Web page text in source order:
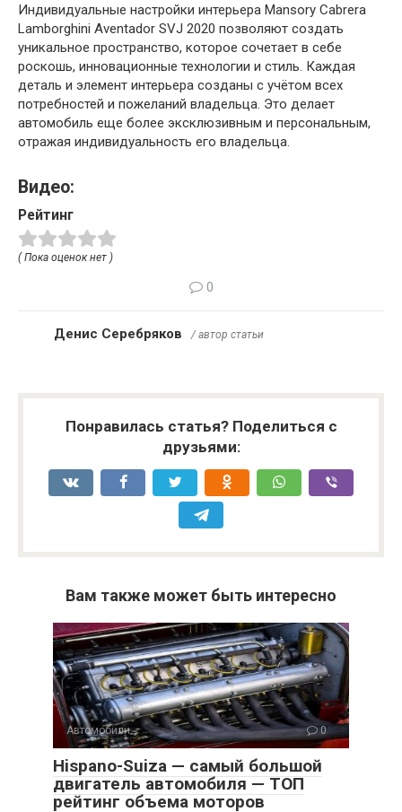
Индивидуальные настройки интерьера Mansory Cabrera
Lamborghini Aventador SVJ 2020 позволяют создать
уникальное пространство, которое сочетает в себе
роскошь, инновационные технологии и стиль. Каждая
деталь и элемент интерьера созданы с учётом всех
потребностей и пожеланий владельца. Это делает
автомобиль еще более эксклюзивным и персональным,
отражая индивидуальность его владельца.
Видео:
Рейтинг
( Пока оценок нет )
0
Денис Серебряков / автор статьи
Понравилась статья? Поделиться с
друзьями:
Вам также может быть интересно
Автомобили 0
Hispano-Suiza — самый большой
двигатель автомобиля — ТОП
рейтинг объема моторов